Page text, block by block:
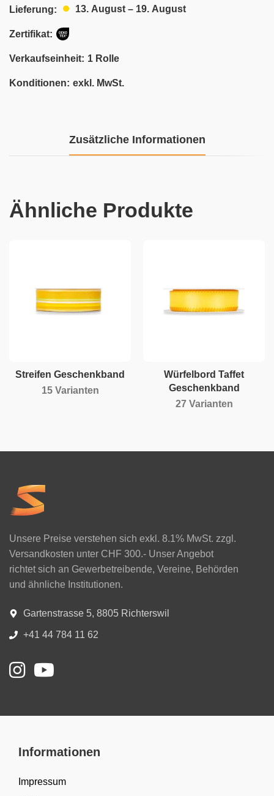
Lieferung: 13. August – 19. August
Zertifikat:
Verkaufseinheit: 1 Rolle
Konditionen: exkl. MwSt.
Zusätzliche Informationen
Ähnliche Produkte
Streifen Geschenkband
15 Varianten
Würfelbord Taffet
Geschenkband
27 Varianten
Unsere Preise verstehen sich exkl. 8.1% MwSt. zzgl.
Versandkosten unter CHF 300.- Unser Angebot
richtet sich an Gewerbetreibende, Vereine, Behörden
und ähnliche Institutionen.
Gartenstrasse 5, 8805 Richterswil
+41 44 784 11 62
Informationen
Impressum